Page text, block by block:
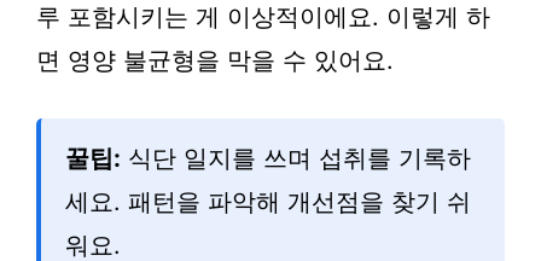
루 포함시키는 게 이상적이에요. 이렇게 하
면 영양 불균형을 막을 수 있어요.
꿀팁: 식단 일지를 쓰며 섭취를 기록하
세요. 패턴을 파악해 개선점을 찾기 쉬
워요.